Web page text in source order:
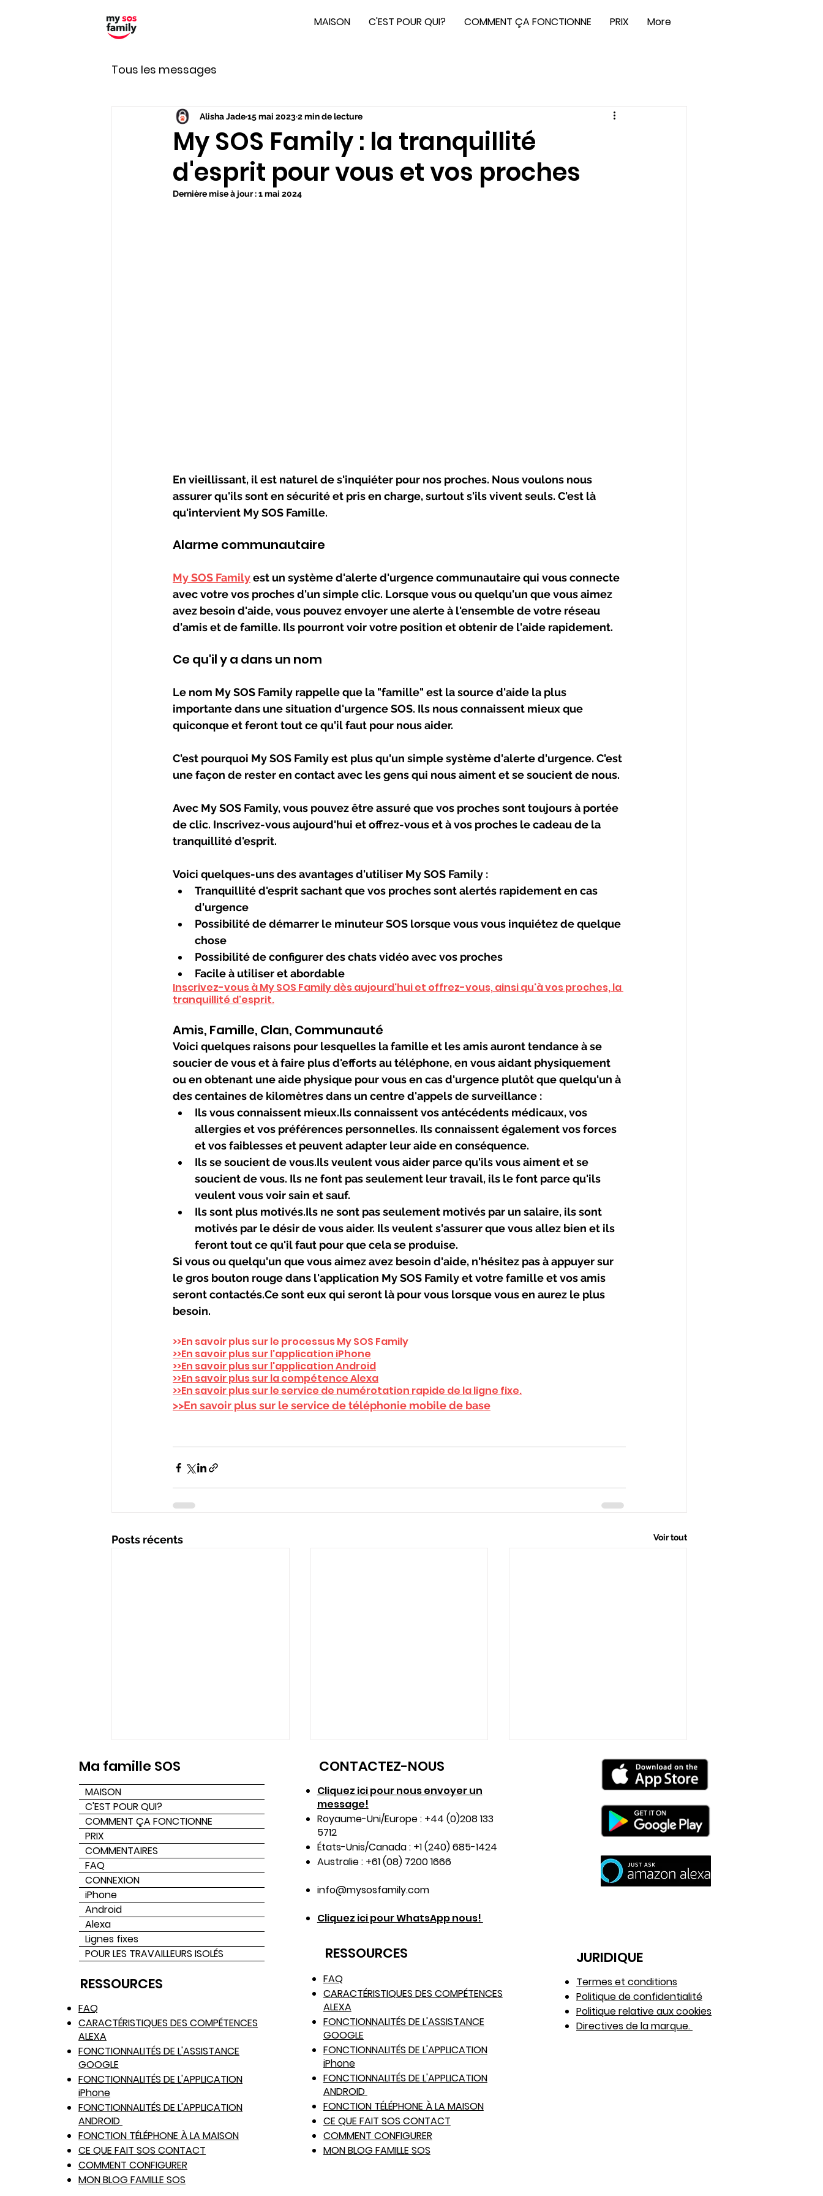
MAISON C'EST POUR QUI? COMMENT ÇA FONCTIONNE PRIX More
Tous les messages
My SOS Family : la tranquillité
d'esprit pour vous et vos proches
Alisha Jade15 mai 20232 min de lecture
Dernière mise à jour :1 mai 2024
En vieillissant, il est naturel de s'inquiéter pour nos proches. Nous voulons nous
assurer qu'ils sont en sécurité et pris en charge, surtout s'ils vivent seuls. C'est là
qu'intervient My SOS Famille.
Alarme communautaire
My SOS Family est un système d'alerte d'urgence communautaire qui vous connecte
avec votre vos proches d'un simple clic. Lorsque vous ou quelqu'un que vous aimez
avez besoin d'aide, vous pouvez envoyer une alerte à l'ensemble de votre réseau
d'amis et de famille. Ils pourront voir votre position et obtenir de l'aide rapidement.
Ce qu'il y a dans un nom
Le nom My SOS Family rappelle que la "famille" est la source d'aide la plus
importante dans une situation d'urgence SOS. Ils nous connaissent mieux que
quiconque et feront tout ce qu'il faut pour nous aider.
C'est pourquoi My SOS Family est plus qu'un simple système d'alerte d'urgence. C'est
une façon de rester en contact avec les gens qui nous aiment et se soucient de nous.
Avec My SOS Family, vous pouvez être assuré que vos proches sont toujours à portée
de clic. Inscrivez-vous aujourd'hui et offrez-vous et à vos proches le cadeau de la
tranquillité d'esprit.
Voici quelques-uns des avantages d'utiliser My SOS Family :
Tranquillité d'esprit sachant que vos proches sont alertés rapidement en cas
d'urgence
Possibilité de démarrer le minuteur SOS lorsque vous vous inquiétez de quelque
chose
Possibilité de configurer des chats vidéo avec vos proches
Facile à utiliser et abordable
Inscrivez-vous à My SOS Family dès aujourd'hui et offrez-vous, ainsi qu'à vos proches, la
tranquillité d'esprit.
Amis, Famille, Clan, Communauté
Voici quelques raisons pour lesquelles la famille et les amis auront tendance à se
soucier de vous et à faire plus d'efforts au téléphone, en vous aidant physiquement
ou en obtenant une aide physique pour vous en cas d'urgence plutôt que quelqu'un à
des centaines de kilomètres dans un centre d'appels de surveillance :
Ils vous connaissent mieux.Ils connaissent vos antécédents médicaux, vos
allergies et vos préférences personnelles. Ils connaissent également vos forces
et vos faiblesses et peuvent adapter leur aide en conséquence.
Ils se soucient de vous.Ils veulent vous aider parce qu'ils vous aiment et se
soucient de vous. Ils ne font pas seulement leur travail, ils le font parce qu'ils
veulent vous voir sain et sauf.
Ils sont plus motivés.Ils ne sont pas seulement motivés par un salaire, ils sont
motivés par le désir de vous aider. Ils veulent s'assurer que vous allez bien et ils
feront tout ce qu'il faut pour que cela se produise.
Si vous ou quelqu'un que vous aimez avez besoin d'aide, n'hésitez pas à appuyer sur
le gros bouton rouge dans l'application My SOS Family et votre famille et vos amis
seront contactés.Ce sont eux qui seront là pour vous lorsque vous en aurez le plus
besoin.
>>En savoir plus sur le processus My SOS Family
>>En savoir plus sur l'application iPhone
>>En savoir plus sur l'application Android
>>En savoir plus sur la compétence Alexa
>>En savoir plus sur le service de numérotation rapide de la ligne fixe.
>>En savoir plus sur le service de téléphonie mobile de base
Posts récents Voir tout
Quelles sont les
meilleures applications
confidentialité et offrent
des fonctionnalités SOS
robustes ?
Renforcer les protocoles
travailleurs du bâtiment
avec l'app My SOS Family
enseignants : améliorez
Ma famille SOS
MAISON
C'EST POUR QUI?
COMMENT ÇA FONCTIONNE
PRIX
COMMENTAIRES
FAQ
CONNEXION
iPhone
Android
Alexa
Lignes fixes
POUR LES TRAVAILLEURS ISOLÉS
RESSOURCES
FAQ
CARACTÉRISTIQUES DES COMPÉTENCES
ALEXA
FONCTIONNALITÉS DE L'ASSISTANCE
GOOGLE
FONCTIONNALITÉS DE L'APPLICATION
iPhone
FONCTIONNALITÉS DE L'APPLICATION
ANDROID
FONCTION TÉLÉPHONE À LA MAISON
CE QUE FAIT SOS CONTACT
COMMENT CONFIGURER
MON BLOG FAMILLE SOS
CONTACTEZ-NOUS
Cliquez ici pour nous envoyer un
message!
Royaume-Uni/Europe : +44 (0)208 133
5712
États-Unis/Canada : +1 (240) 685-1424
Australie : +61 (08) 7200 1666
info@mysosfamily.com
Cliquez ici pour WhatsApp nous!
RESSOURCES
FAQ
CARACTÉRISTIQUES DES COMPÉTENCES
ALEXA
FONCTIONNALITÉS DE L'ASSISTANCE
GOOGLE
FONCTIONNALITÉS DE L'APPLICATION
iPhone
FONCTIONNALITÉS DE L'APPLICATION
ANDROID
FONCTION TÉLÉPHONE À LA MAISON
CE QUE FAIT SOS CONTACT
COMMENT CONFIGURER
MON BLOG FAMILLE SOS
JURIDIQUE
Termes et conditions
Politique de confidentialité
Politique relative aux cookies
Directives de la marque.